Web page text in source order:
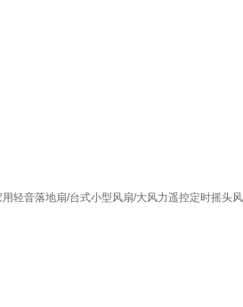
轻音落地扇/台式小型风扇/大风力遥控定时摇头